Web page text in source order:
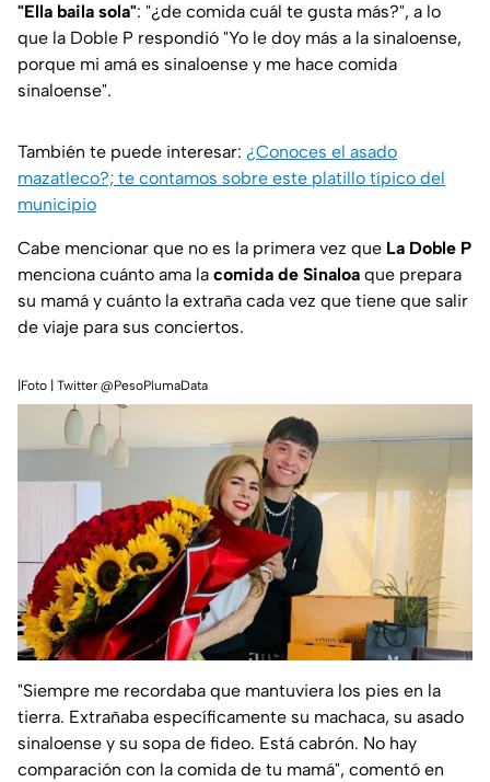
"Ella baila sola": "¿de comida cuál te gusta más?", a lo
que la Doble P respondió "Yo le doy más a la sinaloense,
porque mi amá es sinaloense y me hace comida
sinaloense".
También te puede interesar: ¿Conoces el asado
mazatleco?; te contamos sobre este platillo típico del
municipio
Cabe mencionar que no es la primera vez que La Doble P
menciona cuánto ama la comida de Sinaloa que prepara
su mamá y cuánto la extraña cada vez que tiene que salir
de viaje para sus conciertos.
|Foto | Twitter @PesoPlumaData
"Siempre me recordaba que mantuviera los pies en la
tierra. Extrañaba específicamente su machaca, su asado
sinaloense y su sopa de fideo. Está cabrón. No hay
comparación con la comida de tu mamá", comentó en